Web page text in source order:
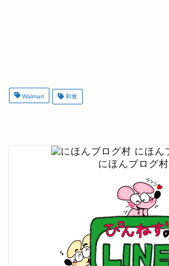
Walmart 和食
にほんブログ村